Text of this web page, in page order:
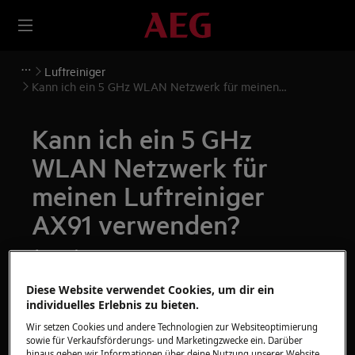
Luftreiniger
Kann ich ein 5 GHz WLAN Netzwerk für meinen
Kann ich ein 5 GHz
WLAN Netzwerk für
meinen Luftreiniger
AX91 verwenden?
Ausgabe
Kann ich ein 5 GHz WLAN Netzwerk für
meinen Luftreiniger AX91 verwenden?
Gilt für
Diese Website verwendet Cookies, um dir ein
individuelles Erlebnis zu bieten.
Wir setzen Cookies und andere Technologien zur Websiteoptimierung
sowie für Verkaufsförderungs- und Marketingzwecke ein. Darüber